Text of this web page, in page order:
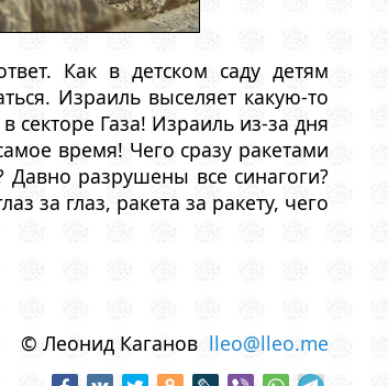
Как в детском саду детям
Израиль выселяет какую-то
секторе Газа! Израиль из-за дня
время! Чего сразу ракетами
Давно разрушены все синагоги?
за глаз, ракета за ракету, чего
© Леонид Каганов lleo@lleo.me